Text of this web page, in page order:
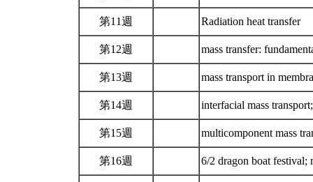
第11週 Radiation heat transfer
第12週 mass transfer:
第13週 mass transport in
第14週 interfacial mass
第15週 multicomponent mass
第16週 6/2 dragon boat festival;